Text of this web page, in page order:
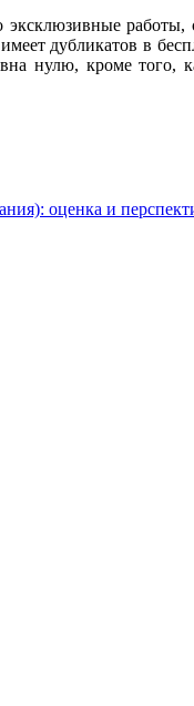
дубликатов в
нулю, кроме того,
оценка и